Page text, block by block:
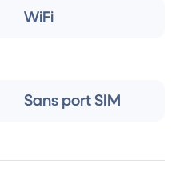
WiFi
Sans port SIM